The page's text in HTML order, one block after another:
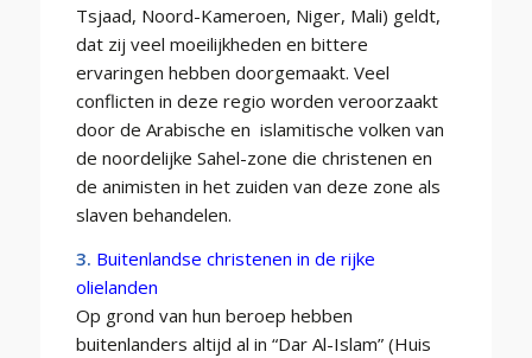
Tsjaad, Noord-Kameroen, Niger, Mali) geldt,
dat zij veel moeilijkheden en bittere
ervaringen hebben doorgemaakt. Veel
conflicten in deze regio worden veroorzaakt
door de Arabische en islamitische volken van
de noordelijke Sahel-zone die christenen en
de animisten in het zuiden van deze zone als
slaven behandelen.
3. Buitenlandse christenen in de rijke
olielanden
Op grond van hun beroep hebben
buitenlanders altijd al in “Dar Al-Islam” (Huis